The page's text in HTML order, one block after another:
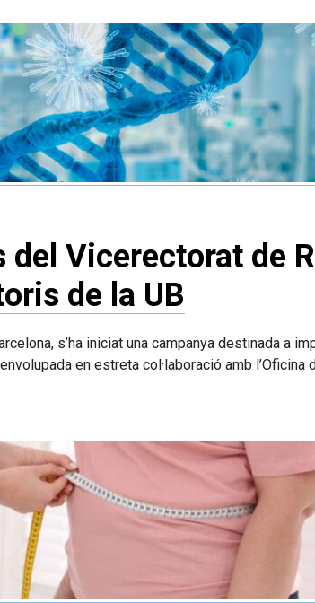
Vicerectorat de
de la UB
s’ha iniciat una campanya destinada a
en estreta col·laboració amb l’Oficina